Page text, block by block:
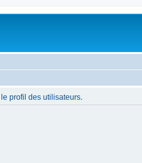
profil des utilisateurs.